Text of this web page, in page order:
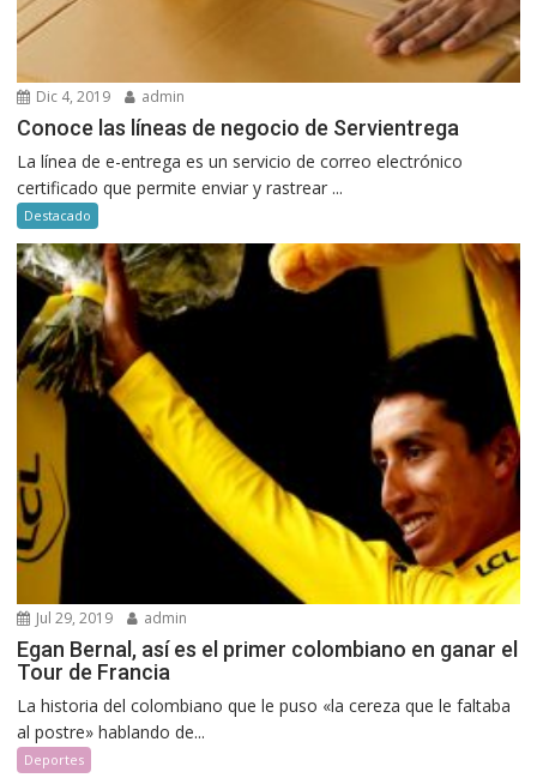
Dic 4, 2019 admin
Conoce las líneas de negocio de Servientrega
La línea de e-entrega es un servicio de correo electrónico
certificado que permite enviar y rastrear ...
Destacado
Jul 29, 2019 admin
Egan Bernal, así es el primer colombiano en ganar el
Tour de Francia
La historia del colombiano que le puso «la cereza que le faltaba
al postre» hablando de...
Deportes